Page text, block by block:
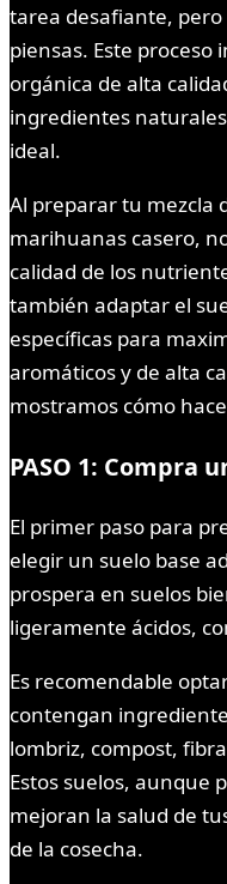
tarea desafiante, pero
piensas. Este
orgánica de alta
ingredientes
ideal.
Al preparar tu mezcla
marihuanas casero,
calidad de los
también adaptar el
específicas para
aromáticos y de alta
mostramos cómo
PASO 1: Compra
El primer paso para
elegir un suelo base
prospera en suelos
ligeramente ácidos,
Es recomendable
contengan
lombriz, compost,
Estos suelos, aunque
mejoran la salud de
de la cosecha.